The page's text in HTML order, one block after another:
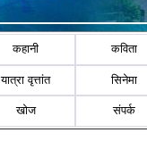
कहानी कविता
यात्रा वृत्तांत सिनेमा
खोज संपर्क